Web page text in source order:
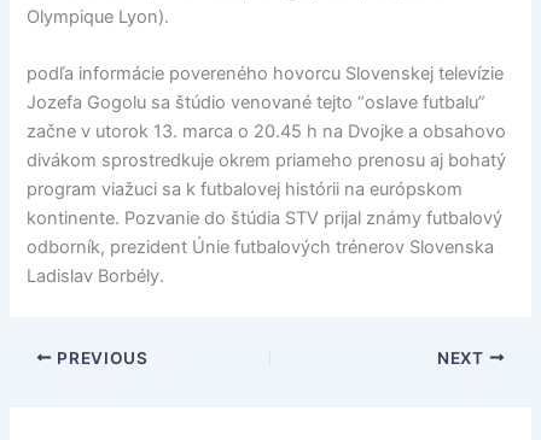
Olympique Lyon).
podľa informácie povereného hovorcu Slovenskej televízie
Jozefa Gogolu sa štúdio venované tejto “oslave futbalu”
začne v utorok 13. marca o 20.45 h na Dvojke a obsahovo
divákom sprostredkuje okrem priameho prenosu aj bohatý
program viažuci sa k futbalovej histórii na európskom
kontinente. Pozvanie do štúdia STV prijal známy futbalový
odborník, prezident Únie futbalových trénerov Slovenska
Ladislav Borbély.
PREVIOUS NEXT